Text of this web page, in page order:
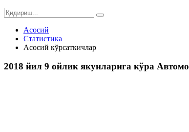
Асосий
Статистика
Асосий кўрсаткичлар
2018 йил 9 ойлик якунларига кўра